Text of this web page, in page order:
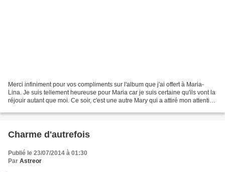
Merci infiniment pour vos compliments sur l'album que j'ai offert à Maria-
Lina. Je suis tellement heureuse pour Maria car je suis certaine qu'ils vont la
réjouir autant que moi. Ce soir, c'est une autre Mary qui a attiré mon attention
Charme d'autrefois
Publié le 23/07/2014 à 01:30
Par Astreor